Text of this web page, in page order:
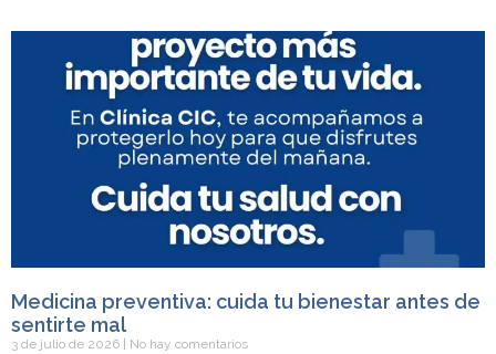
Medicina preventiva: cuida tu bienestar antes de
sentirte mal
3 de julio de 2026 No hay comentarios